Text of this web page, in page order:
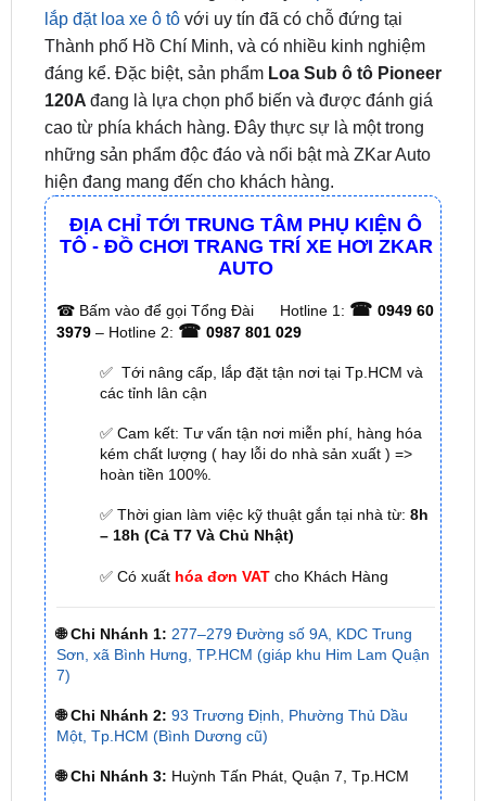
đáng kể. Đặc biệt, sản phẩmLoa Sub ô tô Pioneer
120Ađang là lựa chọn phổ biến và được đánh giá
cao từ phía khách hàng. Đây thực sự là một trong
những sản phẩm độc đáo và nổi bật mà ZKar Auto
hiện đang mang đến cho khách hàng.
ĐỊA CHỈ TỚI TRUNG TÂM PHỤ KIỆN Ô
TÔ - ĐỒ CHƠI TRANG TRÍ XE HƠI ZKAR
☎Bấm vào để gọi Tổng Đài Hotline 1:☎ 0949 60
0987 801 029
✅ Tới nâng cấp, lắp đặt tận nơi tại Tp.HCM và
các tỉnh lân cận
✅ Cam kết: Tư vấn tận nơi miễn phí, hàng hóa
kém chất lượng ( hay lỗi do nhà sản xuất ) =>
✅ Thời gian làm việc kỹ thuật gắn tại nhà từ:8h
– 18h (Cả T7 Và Chủ Nhật)
✅ Có xuấthóa đơn VATcho Khách Hàng
🌐 Chi Nhánh 1: 277–279 Đường số 9A, KDC Trung
🌐 Chi Nhánh 2: 93 Trương Định, Phường Thủ Dầu
Một, Tp.HCM (Bình Dương cũ)
🌐 Chi Nhánh 3: Huỳnh Tấn Phát, Quận 7, Tp.HCM
📞 Nhấn vàoLiên hệ ngay nhận ưu đãi 👉 Zalo OA